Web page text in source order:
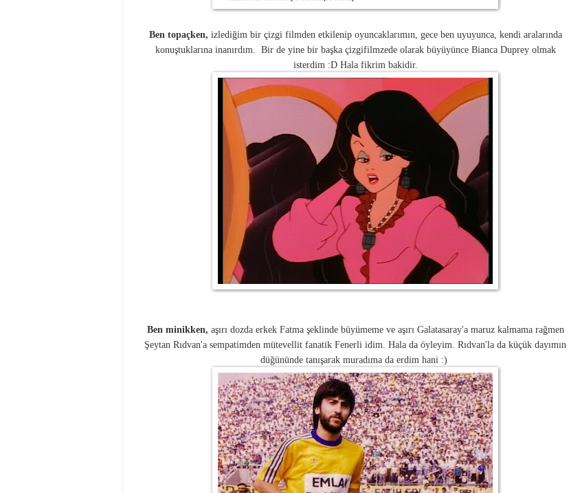
Ben topaçken, izlediğim bir çizgi filmden etkilenip oyuncaklarımın, gece ben uyuyunca, kendi aralarında
konuştuklarına inanırdım. Bir de yine bir başka çizgifilmzede olarak büyüyünce Bianca Duprey olmak
isterdim :D Hala fikrim bakidir.
Ben minikken, aşırı dozda erkek Fatma şeklinde büyümeme ve aşırı Galatasaray'a maruz kalmama rağmen
Şeytan Rıdvan'a sempatimden mütevellit fanatik Fenerli idim. Hala da öyleyim. Rıdvan'la da küçük dayımın
düğününde tanışarak muradıma da erdim hani :)